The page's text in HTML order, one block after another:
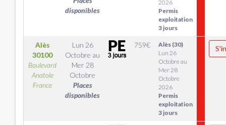
disponibles
2026
Permis
exploitation
3 jours
Alès
30100
Boulevard
Anatole
France
Lun 26
Octobre au
Mer 28
Octobre
Places
disponibles
759€
Alès (30)
Lun 26
Octobre au
Mer 28
Octobre
2026
Permis
exploitation
3 jours